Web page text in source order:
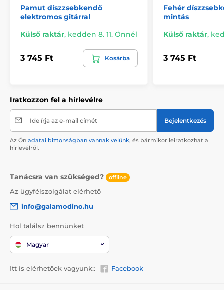
Pamut díszzsebkendő
elektromos gitárral
Külső raktár, kedden 8. 11. Önnél
3 745 Ft Kosárba
Fehér
mintás
Külső raktár,
3 745 Ft
Iratkozzon fel a hírlevélre
Ide írja az e-mail címét Bejelentkezés
Az Ön adatai biztonságban vannak velünk, és bármikor leiratkozhat a
hírlevélről.
Tanácsra van szükséged? offline
Az ügyfélszolgálat elérhető
info@galamodino.hu
Hol találsz bennünket
Magyar
Itt is elérhetőek vagyunk:: Facebook